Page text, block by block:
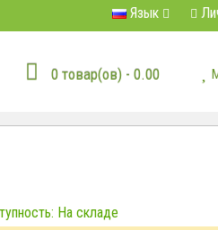
Язык
0 товар(ов) - 0.00
На складе